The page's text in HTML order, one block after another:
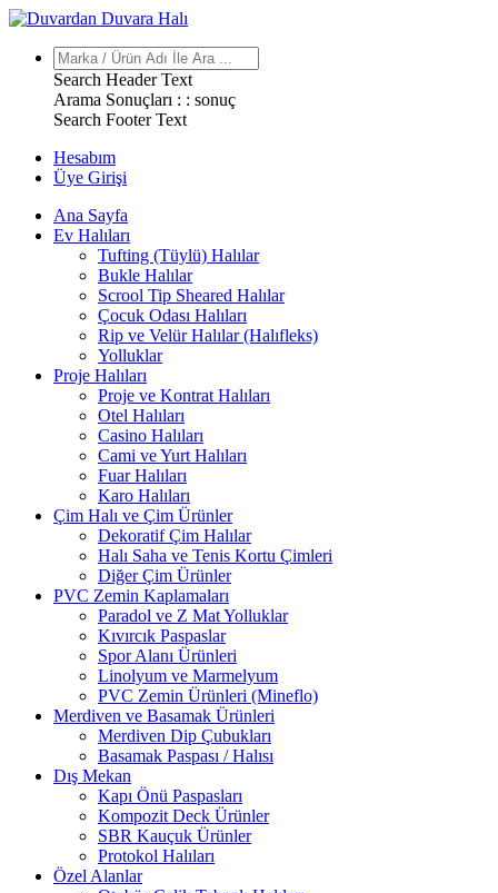
Search Header Text
Arama Sonuçları : : sonuç
Search Footer Text
Hesabım
Üye Girişi
Ana Sayfa
Ev Halıları
Tufting (Tüylü) Halılar
Bukle Halılar
Scrool Tip Sheared Halılar
Çocuk Odası Halıları
Rip ve Velür Halılar (Halıfleks)
Yolluklar
Proje Halıları
Proje ve Kontrat Halıları
Otel Halıları
Casino Halıları
Cami ve Yurt Halıları
Fuar Halıları
Karo Halıları
Çim Halı ve Çim Ürünler
Dekoratif Çim Halılar
Halı Saha ve Tenis Kortu Çimleri
Diğer Çim Ürünler
PVC Zemin Kaplamaları
Paradol ve Z Mat Yolluklar
Kıvırcık Paspaslar
Spor Alanı Ürünleri
Linolyum ve Marmelyum
PVC Zemin Ürünleri (Mineflo)
Merdiven ve Basamak Ürünleri
Merdiven Dip Çubukları
Basamak Paspası / Halısı
Dış Mekan
Kapı Önü Paspasları
Kompozit Deck Ürünler
SBR Kauçuk Ürünler
Protokol Halıları
Özel Alanlar